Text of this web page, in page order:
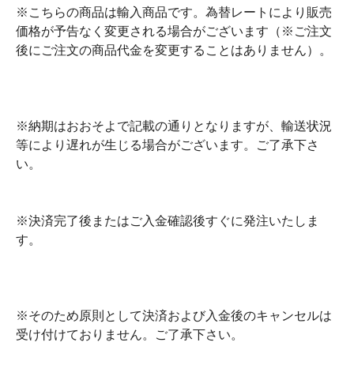
※こちらの商品は輸入商品です。為替レートにより販売
価格が予告なく変更される場合がございます（※ご注文
後にご注文の商品代金を変更することはありません）。
※納期はおおそよで記載の通りとなりますが、輸送状況
等により遅れが生じる場合がございます。ご了承下さ
い。
※決済完了後またはご入金確認後すぐに発注いたしま
す。
※そのため原則として決済および入金後のキャンセルは
受け付けておりません。ご了承下さい。